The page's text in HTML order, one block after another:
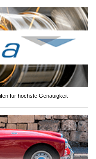
für höchste Genauigkeit